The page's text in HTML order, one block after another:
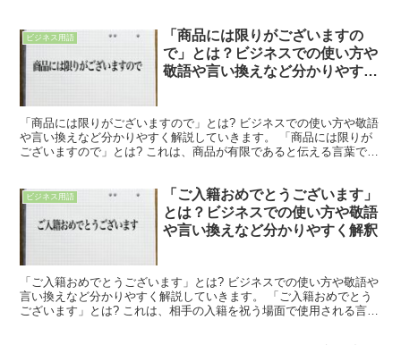
ビジネス用語
「商品には限りがございますの
で」とは？ビジネスでの使い方や
敬語や言い換えなど分かりやすく
「商品には限りがございますので」とは? ビジネスでの使い方や敬語
や言い換えなど分かりやすく解説していきます。 「商品には限りが
ございますので」とは? これは、商品が有限であると伝える言葉で
ビジネス用語
「ご入籍おめでとうございます」
とは？ビジネスでの使い方や敬語
や言い換えなど分かりやすく解釈
「ご入籍おめでとうございます」とは? ビジネスでの使い方や敬語や
言い換えなど分かりやすく解説していきます。 「ご入籍おめでとう
ございます」とは? これは、相手の入籍を祝う場面で使用される言葉